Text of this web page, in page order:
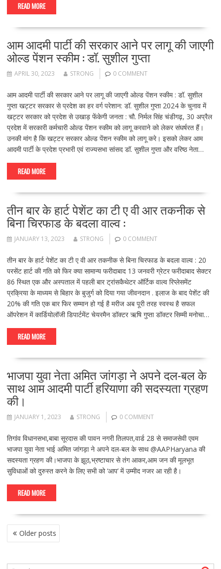
READ MORE
आम आदमी पार्टी की सरकार आने पर लागू की जाएगी
ओल्ड पेंशन स्कीम : डॉ. सुशील गुप्ता
APRIL 30, 2023 STRONG 0 COMMENT
आम आदमी पार्टी की सरकार आने पर लागू की जाएगी ओल्ड पेंशन स्कीम : डॉ. सुशील
गुप्ता खट्टर सरकार से प्रदेश का हर वर्ग परेशान: डॉ. सुशील गुप्ता 2024 के चुनाव में
खट्टर सरकार को प्रदेश से उखाड़ फेंकेगी जनता : चौ. निर्मल सिंह चंडीगढ़, 30 अप्रैल
प्रदेश में सरकारी कर्मचारी ओल्ड पेंशन स्कीम को लागू करवाने को लेकर संघर्षरत हैं।
उनकी मांग है कि खट्टर सरकार ओल्ड पेंशन स्कीम को लागू करे। इसको लेकर आम
आदमी पार्टी के प्रदेश प्रभारी एवं राज्यसभा सांसद डॉ. सुशील गुप्ता और वरिष्ठ नेता…
READ MORE
तीन बार के हार्ट पेशेंट का टी ए वी आर तकनीक से
बिना चिरफाड के बदला वाल्व :
JANUARY 13, 2023 STRONG 0 COMMENT
तीन बार के हार्ट पेशेंट का टी ए वी आर तकनीक से बिना चिरफाड के बदला वाल्व : 20
परसेंट हार्ट की गति को फिर क्या सामान्य फरीदाबाद 13 जनवरी ग्रेटर फरीदाबाद सेक्टर
86 स्थित एक और अस्पताल में पहली बार ट्रांसकैथेटर ऑर्टिक वाल्व रिप्लेसमेंट
प्रक्रिया के माध्यम से बिहार के बुजुर्ग को दिया गया जीवनदान . इलाज के बाद पेशेंट की
20% की गति एक बार फिर सम्मान हो गई है मरीज अब पूरी तरह स्वस्थ है सफल
ऑपरेशन में कार्डियोलॉजी डिपार्टमेंट चेयरमैन डॉक्टर ऋषि गुप्ता डॉक्टर सिम्मी मनोचा…
READ MORE
भाजपा युवा नेता अमित जांगड़ा ने अपने दल-बल के
साथ आम आदमी पार्टी हरियाणा की सदस्यता ग्रहण
की।
JANUARY 1, 2023 STRONG 0 COMMENT
तिगांव विधानसभा,बाबा सूरदास की पावन नगरी तिलपत,वार्ड 28 से समाजसेवी एवम
भाजपा युवा नेता भाई अमित जांगड़ा ने अपने दल-बल के साथ @AAPHaryana की
सदस्यता ग्रहण की।भाजपा के झूठ,भ्रष्टाचार से तंग आकर,आम जन की मूलभूत
सुविधाओं को दुरुस्त करने के लिए सभी को ‘आप’ में उम्मीद नजर आ रही है।
READ MORE
P
O
T
Older posts